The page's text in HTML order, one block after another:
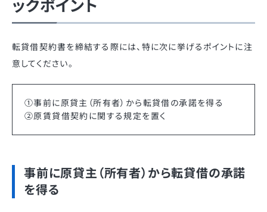
ックポイント
転貸借契約書を締結する際には、特に次に挙げるポイントに注
意してください。
①事前に原貸主（所有者）から転貸借の承諾を得る
②原賃貸借契約に関する規定を置く
事前に原貸主（所有者）から転貸借の承諾
を得る